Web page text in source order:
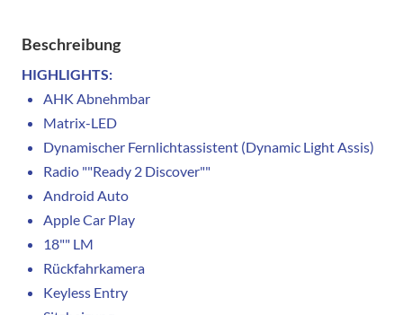
Beschreibung
HIGHLIGHTS:
AHK Abnehmbar
Matrix-LED
Dynamischer Fernlichtassistent (Dynamic Light Assis)
Radio ""Ready 2 Discover""
Android Auto
Apple Car Play
18"" LM
Rückfahrkamera
Keyless Entry